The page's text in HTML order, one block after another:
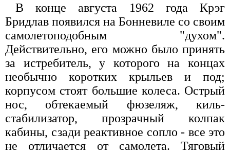
В конце августа 1962 года Крэг
Бридлав появился на Бонневиле со своим
самолетоподобным "духом".
Действительно, его можно было принять
за истребитель, у которого на концах
необычно коротких крыльев и под;
корпусом стоят большие колеса. Острый
нос, обтекаемый фюзеляж, киль-
стабилизатор, прозрачный колпак
кабины, сзади реактивное сопло - все это
не отличается от самолета. Тяговый